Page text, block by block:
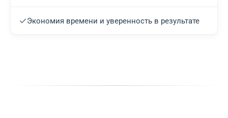
Экономия времени и уверенность в результате